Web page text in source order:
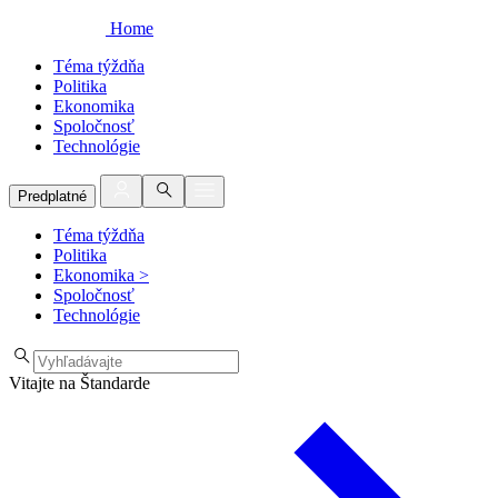
Home
Téma týždňa
Politika
Ekonomika
Spoločnosť
Technológie
Predplatné
Téma týždňa
Politika
Ekonomika >
Spoločnosť
Technológie
Vitajte na Štandarde